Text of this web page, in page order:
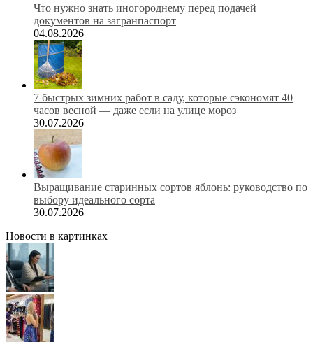
Что нужно знать иногороднему перед подачей
документов на загранпаспорт
04.08.2026
7 быстрых зимних работ в саду, которые сэкономят 40
часов весной — даже если на улице мороз
30.07.2026
Выращивание старинных сортов яблонь: руководство по
выбору идеального сорта
30.07.2026
Новости в картинках